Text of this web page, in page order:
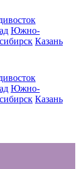
Южно-
Казань
Южно-
Казань